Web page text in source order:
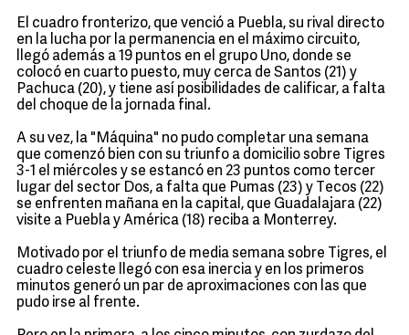
El cuadro fronterizo, que venció a Puebla, su rival directo
en la lucha por la permanencia en el máximo circuito,
llegó además a 19 puntos en el grupo Uno, donde se
colocó en cuarto puesto, muy cerca de Santos (21) y
Pachuca (20), y tiene así posibilidades de calificar, a falta
del choque de la jornada final.
A su vez, la "Máquina" no pudo completar una semana
que comenzó bien con su triunfo a domicilio sobre Tigres
3-1 el miércoles y se estancó en 23 puntos como tercer
lugar del sector Dos, a falta que Pumas (23) y Tecos (22)
se enfrenten mañana en la capital, que Guadalajara (22)
visite a Puebla y América (18) reciba a Monterrey.
Motivado por el triunfo de media semana sobre Tigres, el
cuadro celeste llegó con esa inercia y en los primeros
minutos generó un par de aproximaciones con las que
pudo irse al frente.